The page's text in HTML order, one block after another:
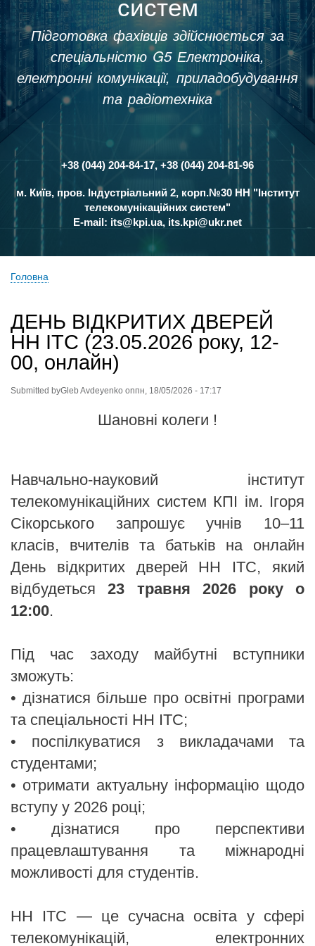
систем
Підготовка фахівців здійснюється за
спеціальністю G5 Електроніка,
електронні комунікації, приладобудування
та радіотехніка
Контакти
+38 (044) 204-84-17, +38 (044) 204-81-96
м. Київ, пров. Індустріальний 2, корп.№30 НН "Інститут
телекомунікаційних систем"
E-mail: its@kpi.ua, its.kpi@ukr.net
Головна
ДЕНЬ ВІДКРИТИХ ДВЕРЕЙ
НН ІТС (23.05.2026 року, 12-
00, онлайн)
Submitted byGleb Avdeyenko onпн, 18/05/2026 - 17:17
Шановні колеги !
Навчально-науковий інститут
телекомунікаційних систем КПІ ім. Ігоря
Сікорського запрошує учнів 10–11
класів, вчителів та батьків на онлайн
День відкритих дверей НН ІТС, який
відбудеться23 травня 2026 року о
12:00.
Під час заходу майбутні вступники
зможуть:
• дізнатися більше про освітні програми
та спеціальності НН ІТС;
• поспілкуватися з викладачами та
студентами;
• отримати актуальну інформацію щодо
вступу у 2026 році;
• дізнатися про перспективи
працевлаштування та міжнародні
можливості для студентів.
НН ІТС — це сучасна освіта у сфері
телекомунікацій, електронних